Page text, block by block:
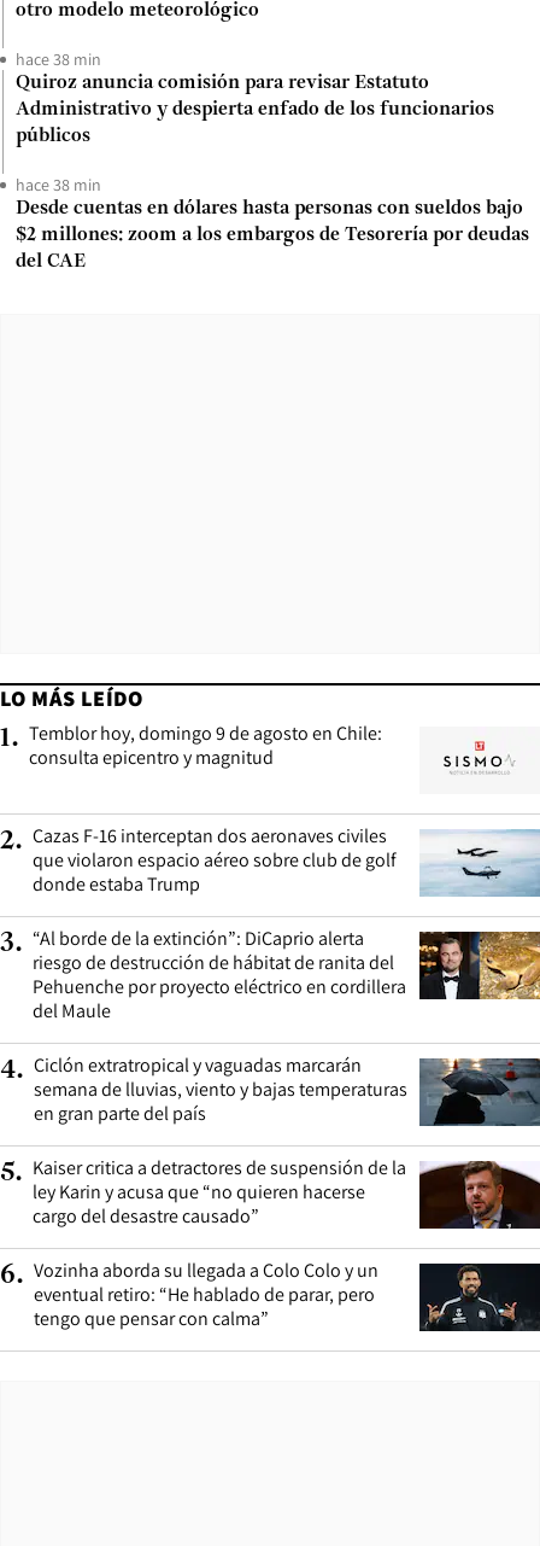
otro modelo meteorológico
hace 38 min
Quiroz anuncia comisión para revisar Estatuto
Administrativo y despierta enfado de los funcionarios
públicos
hace 38 min
Desde cuentas en dólares hasta personas con sueldos bajo
$2 millones: zoom a los embargos de Tesorería por deudas
del CAE
LO MÁS LEÍDO
1. Temblor hoy, domingo 9 de agosto en Chile:
consulta epicentro y magnitud
2. Cazas F-16 interceptan dos aeronaves civiles
que violaron espacio aéreo sobre club de golf
donde estaba Trump
3. “Al borde de la extinción”: DiCaprio alerta
riesgo de destrucción de hábitat de ranita del
Pehuenche por proyecto eléctrico en cordillera
del Maule
4. Ciclón extratropical y vaguadas marcarán
semana de lluvias, viento y bajas temperaturas
en gran parte del país
5. Kaiser critica a detractores de suspensión de la
ley Karin y acusa que “no quieren hacerse
cargo del desastre causado”
6. Vozinha aborda su llegada a Colo Colo y un
eventual retiro: “He hablado de parar, pero
tengo que pensar con calma”